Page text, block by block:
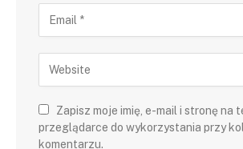
Zapisz moje imię, e-mail i stronę na
przeglądarce do wykorzystania przy
komentarzu.